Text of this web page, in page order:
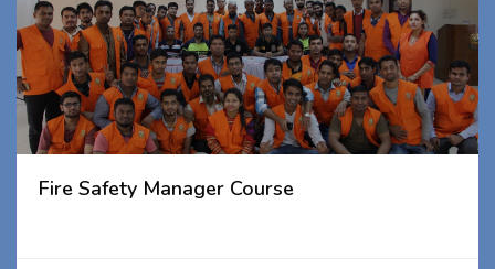
Fire Safety Manager Course